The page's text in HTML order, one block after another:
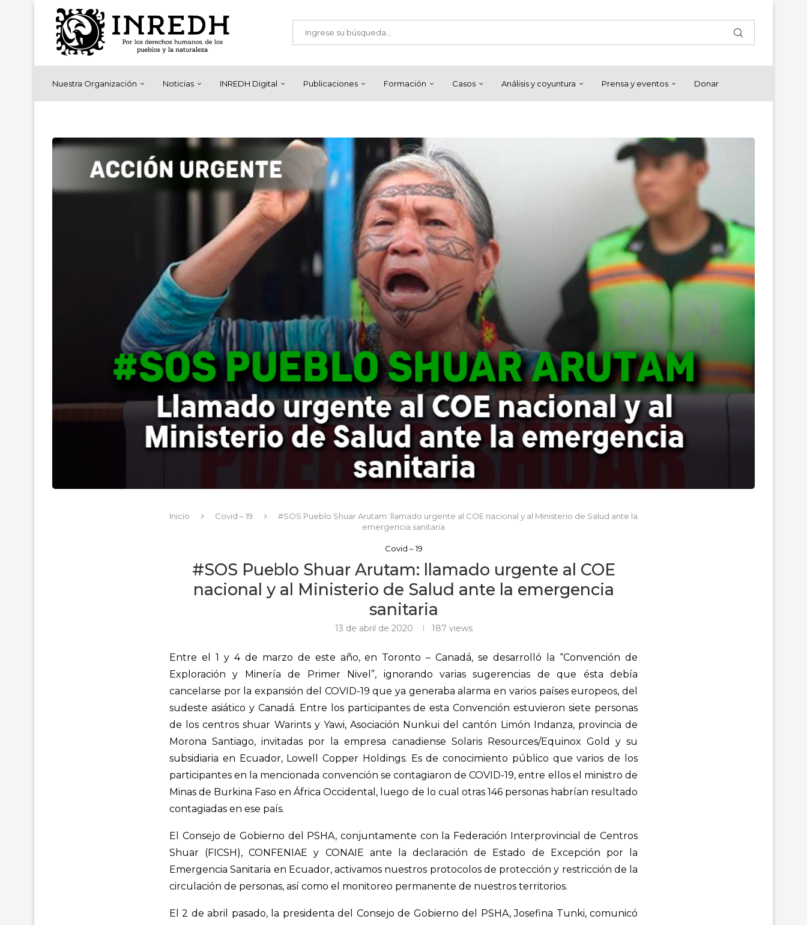
Nuestra Organización Noticias INREDH Digital Publicaciones Formación Casos Análisis y coyuntura Prensa y eventos Donar
Inicio Covid – 19
#SOS Pueblo Shuar Arutam: llamado urgente al COE nacional y al Ministerio de Salud ante la
emergencia sanitaria
Covid – 19
#SOS Pueblo Shuar Arutam: llamado urgente al COE
nacional y al Ministerio de Salud ante la emergencia
sanitaria
13 de abril de 2020 187 views
Entre el 1 y 4 de marzo de este año, en Toronto – Canadá, se desarrolló la “Convención de
Exploración y Minería de Primer Nivel”, ignorando varias sugerencias de que ésta debía
cancelarse por la expansión del COVID-19 que ya generaba alarma en varios países europeos, del
sudeste asiático y Canadá. Entre los participantes de esta Convención estuvieron siete personas
de los centros shuar Warints y Yawi, Asociación Nunkui del cantón Limón Indanza, provincia de
Morona Santiago, invitadas por la empresa canadiense Solaris Resources/Equinox Gold y su
subsidiaria en Ecuador, Lowell Copper Holdings. Es de conocimiento público que varios de los
participantes en la mencionada convención se contagiaron de COVID-19, entre ellos el ministro de
Minas de Burkina Faso en África Occidental, luego de lo cual otras 146 personas habrían resultado
contagiadas en ese país.
El Consejo de Gobierno del PSHA, conjuntamente con la Federación Interprovincial de Centros
Shuar (FICSH), CONFENIAE y CONAIE ante la declaración de Estado de Excepción por la
Emergencia Sanitaria en Ecuador, activamos nuestros protocolos de protección y restricción de la
circulación de personas, así como el monitoreo permanente de nuestros territorios.
El 2 de abril pasado, la presidenta del Consejo de Gobierno del PSHA, Josefina Tunki, comunicó